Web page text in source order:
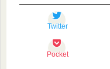
Twitter
Pocket